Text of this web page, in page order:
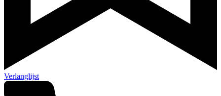
Verlanglijst